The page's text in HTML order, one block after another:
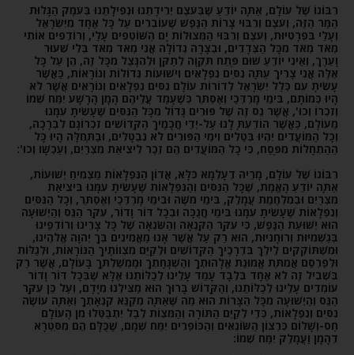
רִבּוֹנוֹ שֶׁל עוֹלָם, אַתָּה יוֹדֵעַ שֶׁבְּעֹצֶם יְרִידָתֵנוּ וּנְפִילָתֵנוּ בְּעֹמֶק הַגָּלוּת
הַמַּר הַזֶּה, וְעֹצֶם וְרִבּוּי צָרוֹת הַנֶּפֶשׁ שֶׁעוֹבְרִים עַל כָּל אֶחָד מִיִּשְׂרָאֵל
וְעָלַי בִּפְרָטִיּוּת, וְעֹצֶם וְרִבּוּי הַמְּצוּלוֹת יָם הַשּׁוֹטְפִים עָלַי, וְרוֹדְפִים אוֹתִי
מְאֹד מְאֹד מִכָּל הַצְּדָדִים, וּבְצָרָה גְדוֹלָה אֲנִי מְאֹד מְאֹד בְּלִי שִׁעוּר
וָעֵרֶךְ, וְאֵינִי יוֹדֵעַ שׁוּם פֶּתַח תִּקְוָה לְתַקֵּן וּלְהִנָּצֵל מִכָּל זֶה, הֵן עַל כָּל
אֵלֶּה אֲנִי צָרִיךְ עַתָּה נִסִּים נִפְלָאִים וִישׁוּעוֹת גְּדוֹלוֹת וְנוֹרָאוֹת, כַּאֲשֶׁר
עָשִׂיתָ עִם כְּלַל יִשְׂרָאֵל לְדוֹרוֹת עוֹלָם נִסִּים נִפְלָאִים וְנוֹרָאִים אֲשֶׁר לֹא
הָיוּ כְּמוֹתָם, בִּימֵי מָרְדְּכַי וְאֶסְתֵּר כְּשֶׁעָמַד עֲלֵיהֶם הָמָן הָרָשָׁע יִמַּח שְׁמוֹ
וְזִכְרוֹ וְכוּ', אֲשֶׁר נֵס זֶה שֶׁל פּוּרִים גָּדוֹל מִכָּל הַנִּסִּים שֶׁעָשִׂיתָ עִמָּנוּ
מֵעוֹלָם, כַּאֲשֶׁר הוֹדַעְתָּ לָנוּ עַל-יְדֵי חֲכָמֶיךָ הַקְּדוֹשִׁים זִכְרוֹנָם לִבְרָכָה,
וְכָל הַמּוֹעֲדִים יִהְיוּ בְּטֵלִים וִימֵי הַפּוּרִים לֹא נִבְטָלִים, וּבַתְּחִלָּה הָיוּ כָּל
הַהַתְחָלוֹת מִפֶּסַח, כִּי כָל הַמּוֹעֲדִים הֵם זֵכֶר לִיצִיאַת מִצְרַיִם, וְעַכְשָׁו וְכוּ':
רִבּוֹנוֹ שֶׁל עוֹלָם, מָרֵיהּ דְעָלְמָא כֹּלָּא, אֲדוֹן הַנִּפְלָאוֹת מַצְמִיחַ יְשׁוּעוֹת,
אַתָּה יוֹדֵעַ הָאֱמֶת, שֶׁכָּל הַנִּסִּים וְהַנִּפְלָאוֹת שֶׁעָשִׂיתָ עִמָּנוּ בִּיצִיאַת
מִצְרַיִם וּבְמִלְחֶמֶת עֲמָלֵק, בִּימֵי משֶׁה וּבִימֵי מָרְדְּכַי וְאֶסְתֵּר, וְכָל הַנִּסִּים
וְנִפְלָאוֹת שֶׁעָשִׂיתָ עִמָּנוּ בִּימֵי חֲנֻכָּה וּבְכָל דּוֹר וָדוֹר, עִקַּר הַנֵּס וְהַיְשׁוּעָה
הוּא יְשׁוּעַת הַנֶּפֶשׁ, כִּי עִקָּר הַקִּנְאָה וְהַשִּׂנְאָה שֶׁל כָּל צָרֵינוּ וְרוֹדְפֵינוּ
בְּגַשְׁמִיּוּת וְרוּחָנִיּוּת, הוּא רַק עַל אֲשֶׁר אָנוּ מַאֲמִינִים בְּךָ יְהֹוָה אֱלֹהֵינוּ,
וּמִשְׁתּוֹקְקִים לֵילֵךְ בִּדְרָכֶיךָ הַקְּדוֹשִׁים וּלְקַיֵּם מִצְווֹתֶיךָ הַנּוֹרָאוֹת, וּלְגַלּוֹת
וּלְפַרְסֵם אֲמִתַּת אֱמוּנַת אֱלָהוּתְךָ וְהַשְׁגָּחָתְךָ וּמֶמְשַׁלְתְּךָ בָּעוֹלָם, אֲשֶׁר רַק
בִּשְׁבִיל זֶה לֹא אֶחָד בִּלְבָד עָמַד עָלֵינוּ לְכַלּוֹתֵנוּ אֶלָּא שֶׁבְּכָל דּוֹר וָדוֹר
עוֹמְדִים עָלֵינוּ לְכַלּוֹתֵנוּ, וְהַקָּדוֹשׁ בָּרוּךְ הוּא מַצִּילֵנוּ מִיָּדָם, וְעַל כֵּן עִקָּר
הַנֵּס וְהַיְשׁוּעָה מִכָּל הַצָּרוֹת הוּא מַה שֶּׁאַתָּה מְקַנֵּא קִנְאָתְךָ וְאַתָּה עוֹשֶׂה
נִסִּים וְנִפְלָאוֹת, כְּדֵי לְקַיֵּם הַתּוֹרָה וְהַמִּצְוֹת לְבַל יִתְבַּטְּלוּ מִן הָעוֹלָם
חַס-וְשָׁלוֹם כִּרְצוֹן הַשּׂוֹנְאִים וְהַכּוֹפְרִים יִמַּח שְׁמָם, שֶׁכֻּלָּם הֵם מִסִּטְרָא
דְהָמָן וַעֲמָלֵק יִמַּח שְׁמוֹ: